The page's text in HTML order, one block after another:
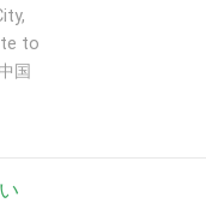
to
国